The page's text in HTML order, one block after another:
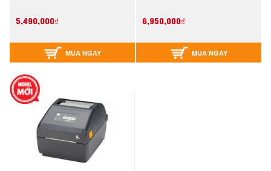
5,490,000₫
MUA NGAY
6,950,000₫
MUA NGAY